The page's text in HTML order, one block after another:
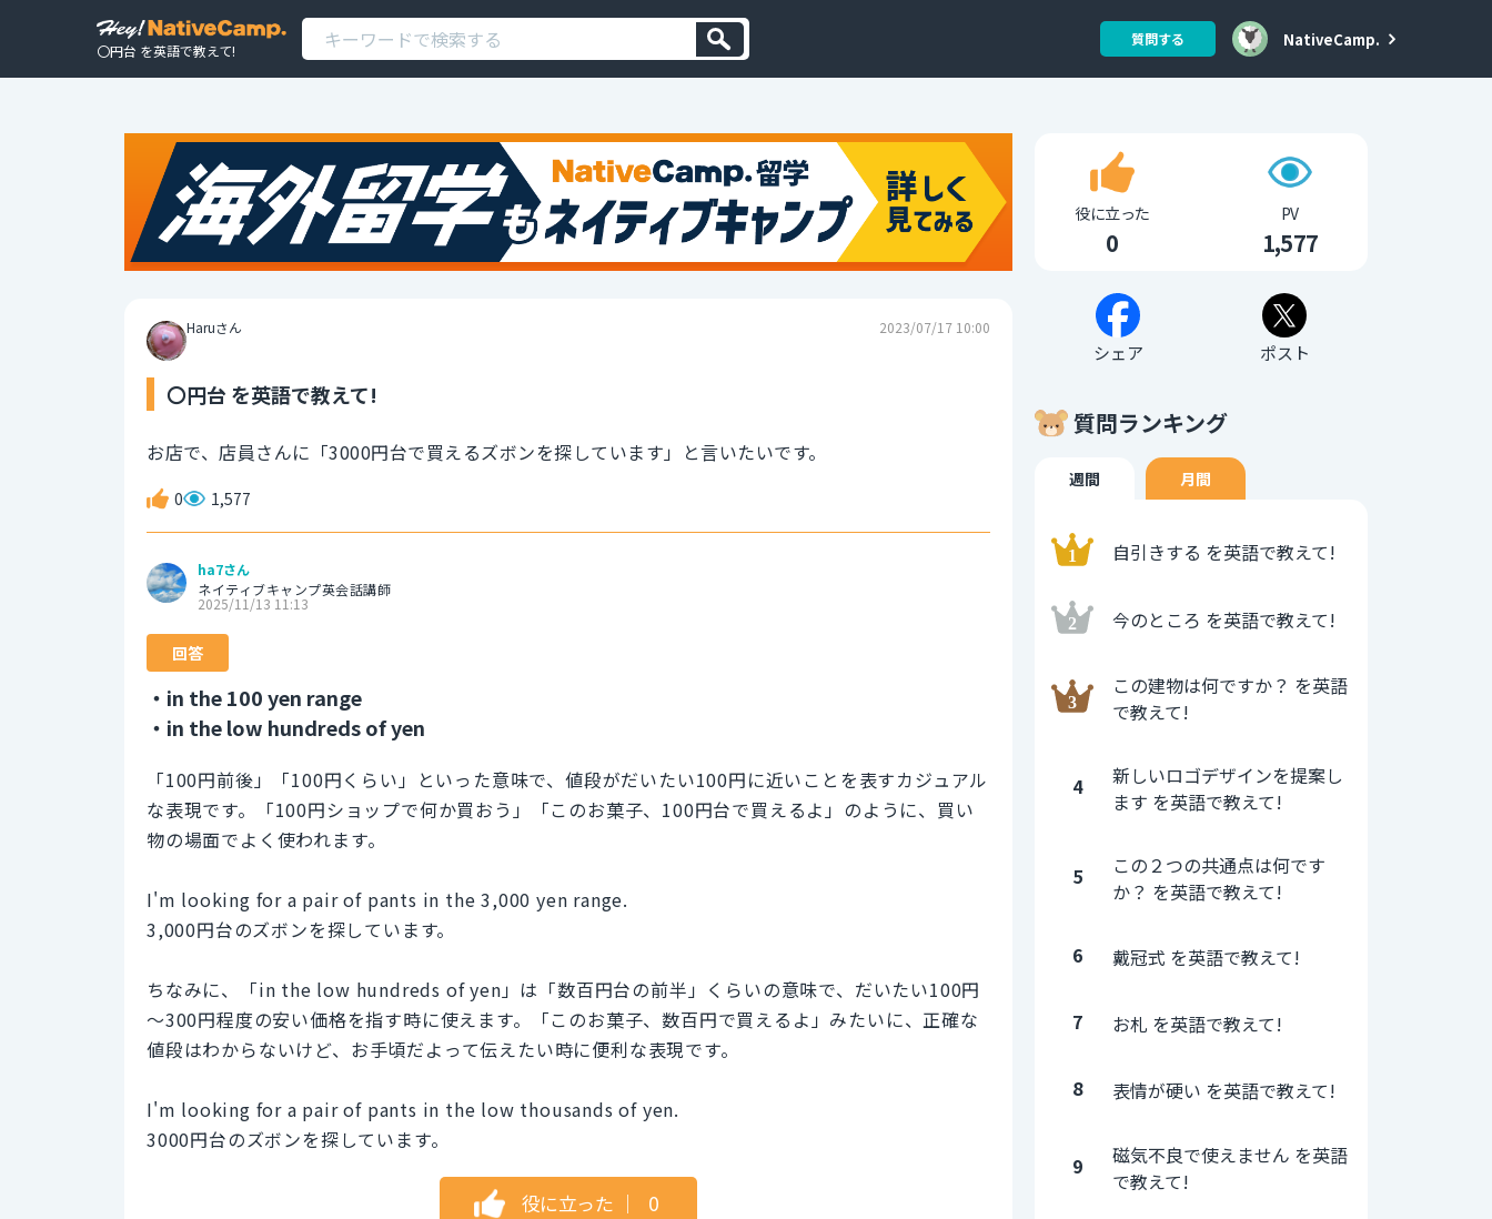
〇円台 を英語で教えて!
質問する NativeCamp.
Haruさん 2023/07/17 10:00
〇円台 を英語で教えて!
お店で、店員さんに「3000円台で買えるズボンを探しています」と言いたいです。
0 1,577
ha7さん
ネイティブキャンプ英会話講師
2025/11/13 11:13
回答
・in the 100 yen range
・in the low hundreds of yen
「100円前後」「100円くらい」といった意味で、値段がだいたい100円に近いことを表すカジュアル
な表現です。「100円ショップで何か買おう」「このお菓子、100円台で買えるよ」のように、買い
物の場面でよく使われます。
I'm looking for a pair of pants in the 3,000 yen range.
3,000円台のズボンを探しています。
ちなみに、「in the low hundreds of yen」は「数百円台の前半」くらいの意味で、だいたい100円
～300円程度の安い価格を指す時に使えます。「このお菓子、数百円で買えるよ」みたいに、正確な
値段はわからないけど、お手頃だよって伝えたい時に便利な表現です。
I'm looking for a pair of pants in the low thousands of yen.
3000円台のズボンを探しています。
役に立った ｜ 0
役に立った
0
PV
1,577
シェア ポスト
質問ランキング
週間 月間
自引きする を英語で教えて!
今のところ を英語で教えて!
この建物は何ですか？ を英語
で教えて!
4
新しいロゴデザインを提案し
ます を英語で教えて!
5
この２つの共通点は何です
か？ を英語で教えて!
6 戴冠式 を英語で教えて!
7 お札 を英語で教えて!
8 表情が硬い を英語で教えて!
9
磁気不良で使えません を英語
で教えて!